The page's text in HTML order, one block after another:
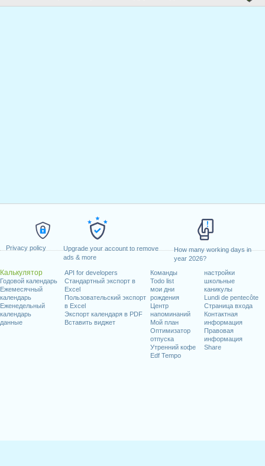
Privacy policy
Upgrade your account to remove
ads & more
How many working days in
year 2026?
Калькулятор
Годовой календарь
Ежемесячный
календарь
Еженедельный
календарь
данные
API for developers
Стандартный экспорт в
Excel
Пользовательский экспорт
в Excel
Экспорт календаря в PDF
Вставить виджет
Команды
Todo list
мои дни
рождения
Центр
напоминаний
Мой план
Оптимизатор
отпуска
Утренний кофе
Edf Tempo
настройки
школьные
каникулы
Lundi de pentecôte
Страница входа
Контактная
информация
Правовая
информация
Share